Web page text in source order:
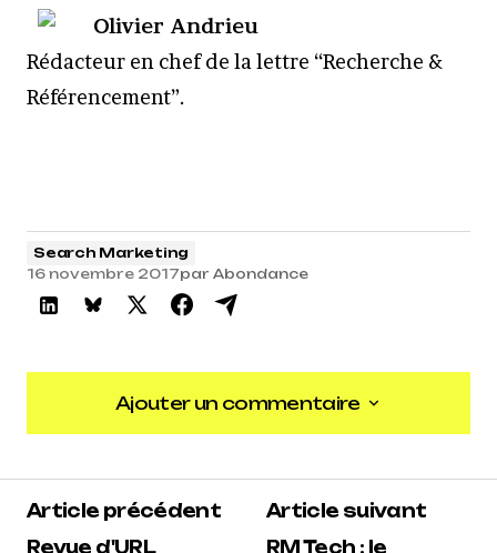
Olivier Andrieu
Rédacteur en chef de la lettre “Recherche &
Référencement”.
Search Marketing
16 novembre 2017par Abondance
Ajouter un commentaire
Ajouter un commentaire
Article précédent
Revue d'URL
Article suivant
RM Tech : le